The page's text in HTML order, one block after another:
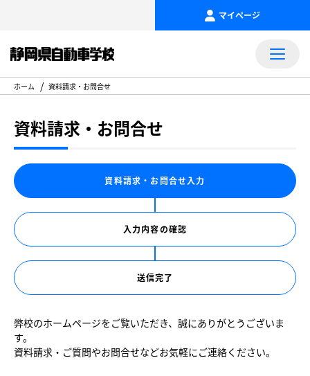
マイページ
ホーム 資料請求・お問合せ
資料請求・お問合せ
資料請求・お問合せ入力
入力内容の確認
送信完了
弊校のホームページをご覧いただき、誠にありがとうございま
す。
資料請求・ご質問やお問合せなどお気軽にご連絡ください。